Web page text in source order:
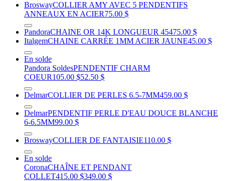
BroswayCOLLIER AMY AVEC 5 PENDENTIFS
ANNEAUX EN ACIER75.00 $
PandoraCHAINE OR 14K LONGUEUR 45475.00 $
ItalgemCHAINE CARRÉE 1MM ACIER JAUNE45.00 $
En solde
Pandora SoldesPENDENTIF CHARM
COEUR105.00 $52.50 $
DelmarCOLLIER DE PERLES 6.5-7MM459.00 $
DelmarPENDENTIF PERLE D'EAU DOUCE BLANCHE
6-6.5MM99.00 $
BroswayCOLLIER DE FANTAISIE110.00 $
En solde
CoronaCHAÎNE ET PENDANT
COLLET415.00 $349.00 $